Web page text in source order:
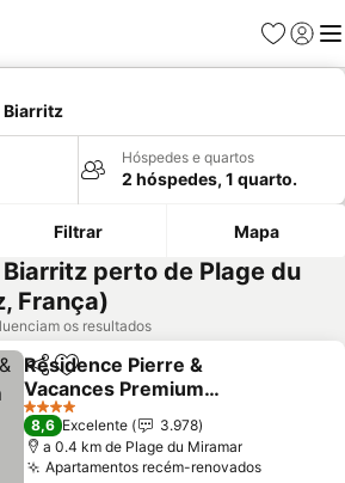
Favoritos
Iniciar
Biarritz
Hóspedes e quartos
2 hóspedes, 1 quarto.
Filtrar Mapa
perto de Plage du
França)
os resultados
PartilharAdicionar aos favoritos
Résidence Pierre &
Vacances Premium
Haguna
4 Estrelas
8,6 Excelente
3.978
a 0.4 km de Plage du Miramar
Apartamentos recém-renovados